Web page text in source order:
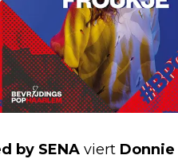
by SENA viert Donnie